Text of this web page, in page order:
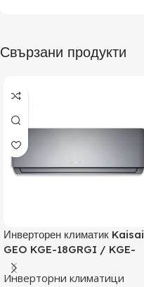
Свързани продукти
Инверторен климатик Kaisai
GEO KGE-18GRGI / KGE-
18GRGO, 18000 BTU, Клас
A++
Инверторни климатици